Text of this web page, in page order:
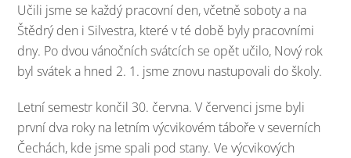
Učili jsme se každý pracovní den, včetně soboty a na
Štědrý den i Silvestra, které v té době byly pracovními
dny. Po dvou vánočních svátcích se opět učilo, Nový rok
byl svátek a hned 2. 1. jsme znovu nastupovali do školy.
Letní semestr končil 30. června. V červenci jsme byli
první dva roky na letním výcvikovém táboře v severních
Čechách, kde jsme spali pod stany. Ve výcvikových